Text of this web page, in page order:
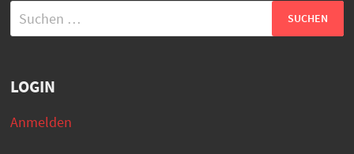
Suchen
nach:
LOGIN
Anmelden